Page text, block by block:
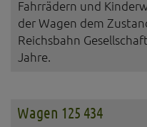
Fahrrädern und
der Wagen dem
Reichsbahn
Jahre.
Wagen 125 434